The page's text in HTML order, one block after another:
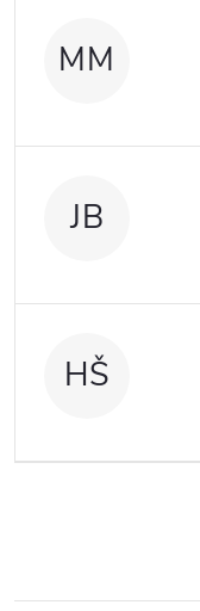
MM
JB
HŠ